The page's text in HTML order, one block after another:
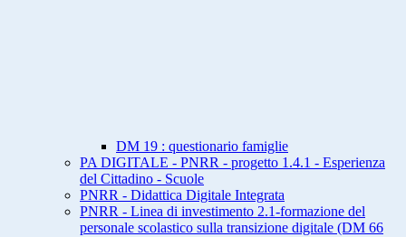
DM 19 : questionario famiglie
PA DIGITALE - PNRR - progetto 1.4.1 - Esperienza
del Cittadino - Scuole
PNRR - Didattica Digitale Integrata
PNRR - Linea di investimento 2.1-formazione del
personale scolastico sulla transizione digitale (DM 66